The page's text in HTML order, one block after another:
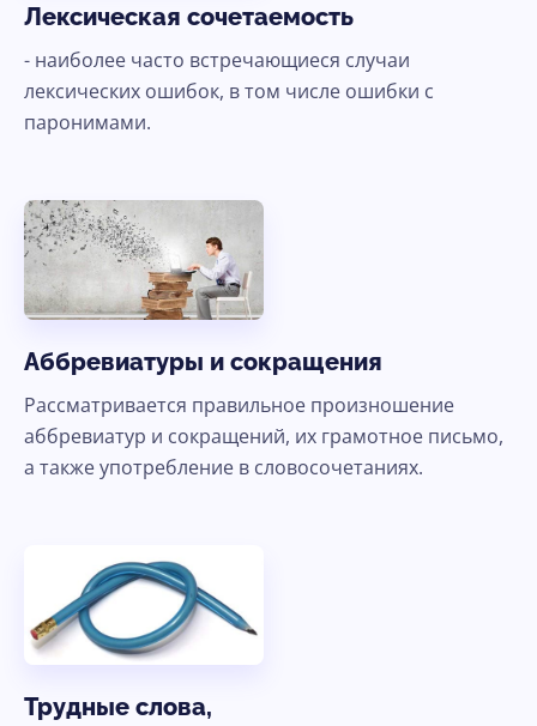
Лексическая сочетаемость
- наиболее часто встречающиеся случаи
лексических ошибок, в том числе ошибки с
паронимами.
Аббревиатуры и сокращения
Рассматривается правильное произношение
аббревиатур и сокращений, их грамотное письмо,
а также употребление в словосочетаниях.
Трудные слова,